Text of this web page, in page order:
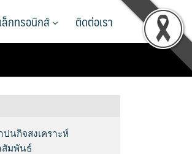
ล็กทรอนิกส์ ติดต่อเรา
นกิจสงเคราะห์
สัมพันธ์